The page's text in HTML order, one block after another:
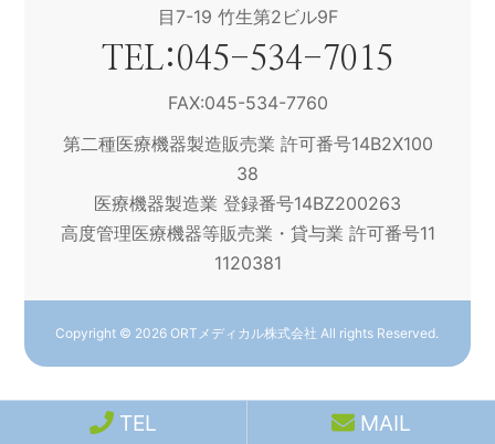
目7-19 竹生第2ビル9F
TEL:045-534-7015
FAX:045-534-7760
第二種医療機器製造販売業 許可番号14B2X100
38
医療機器製造業 登録番号14BZ200263
高度管理医療機器等販売業・貸与業 許可番号11
1120381
TEL MAIL
Copyright © 2026 ORTメディカル株式会社 All rights Reserved.